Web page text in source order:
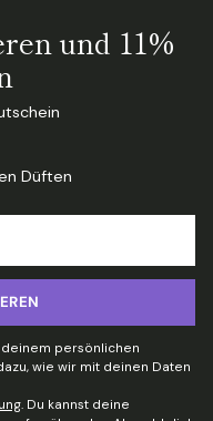
und 11%
Düften
persönlichen
wie wir mit deinen Daten
. Du kannst deine